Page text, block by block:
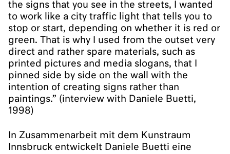
the signs that you see in the streets, I wanted
to work like a city traffic light that tells you to
stop or start, depending on whether it is red or
green. That is why I used from the outset very
direct and rather spare materials, such as
printed pictures and media slogans, that I
pinned side by side on the wall with the
intention of creating signs rather than
paintings.” (interview with Daniele Buetti,
1998)
In Zusammenarbeit mit dem Kunstraum
Innsbruck entwickelt Daniele Buetti eine